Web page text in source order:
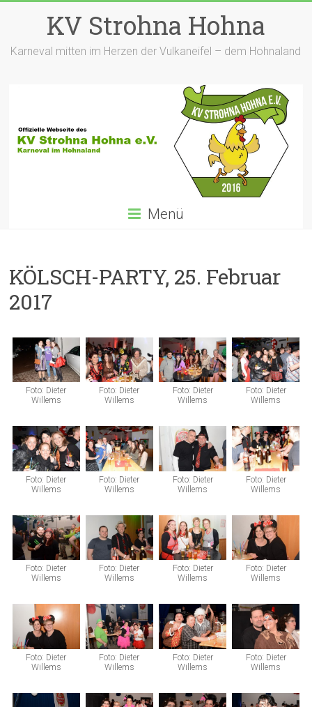
KV Strohna Hohna
Karneval mitten im Herzen der Vulkaneifel – dem Hohnaland
Menü
KÖLSCH-PARTY, 25. Februar
2017
Foto: Dieter
Willems
Foto: Dieter
Willems
Foto: Dieter
Willems
Foto: Dieter
Willems
Foto: Dieter
Willems
Foto: Dieter
Willems
Foto: Dieter
Willems
Foto: Dieter
Willems
Foto: Dieter
Willems
Foto: Dieter
Willems
Foto: Dieter
Willems
Foto: Dieter
Willems
Foto: Dieter
Willems
Foto: Dieter
Willems
Foto: Dieter
Willems
Foto: Dieter
Willems